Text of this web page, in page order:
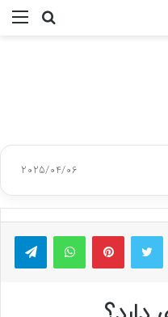
جستجو
2025/04/06
توییتر پینتریستواتس آپ